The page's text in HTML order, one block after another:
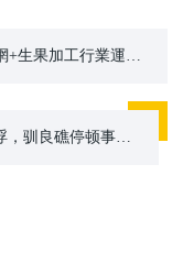
營形式及市場远景研讨報告
天的近况(菲律宾驯良礁停顿船)